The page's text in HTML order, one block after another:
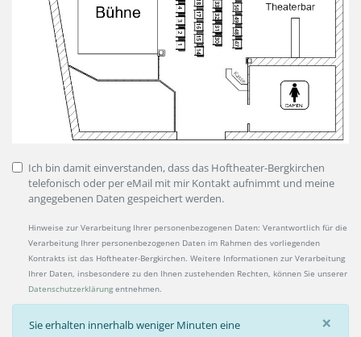
Ich bin damit einverstanden, dass das Hoftheater-Bergkirchen
telefonisch oder per eMail mit mir Kontakt aufnimmt und meine
angegebenen Daten gespeichert werden.
Hinweise zur Verarbeitung Ihrer personenbezogenen Daten: Verantwortlich für die
Verarbeitung Ihrer personenbezogenen Daten im Rahmen des vorliegenden
Kontrakts ist das Hoftheater-Bergkirchen. Weitere Informationen zur Verarbeitung
Ihrer Daten, insbesondere zu den Ihnen zustehenden Rechten, können Sie unserer
Datenschutzerklärung entnehmen.
×
Sie erhalten innerhalb weniger Minuten eine